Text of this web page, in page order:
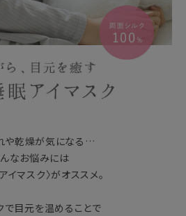
や乾燥が気になる…
なお悩みには
イマスク〉がオススメ。
で目元を温めることで